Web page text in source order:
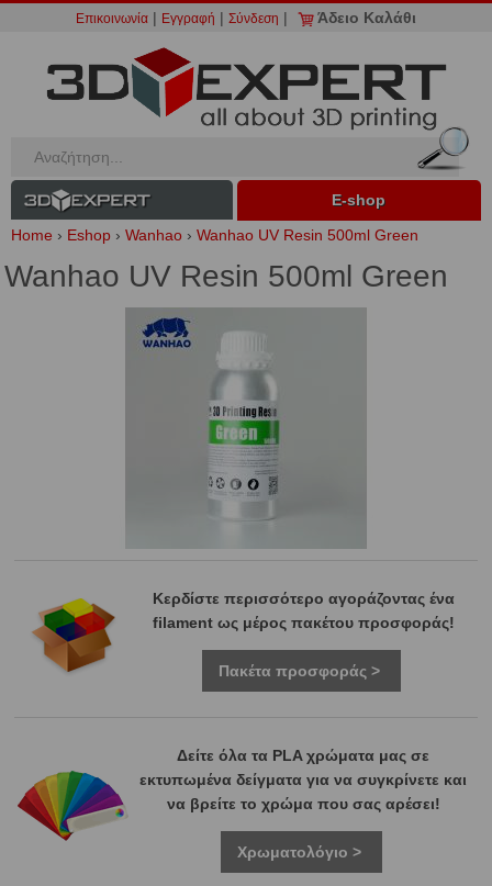
Επικοινωνία | Εγγραφή | Σύνδεση | Άδειο Καλάθι
Ε-shop
Home › Eshop › Wanhao › Wanhao UV Resin 500ml Green
Wanhao UV Resin 500ml Green
Κερδίστε περισσότερο αγοράζοντας ένα
filament ως μέρος πακέτου προσφοράς!
Πακέτα προσφοράς >
Δείτε όλα τα PLA χρώματα μας σε
εκτυπωμένα δείγματα για να συγκρίνετε και
να βρείτε το χρώμα που σας αρέσει!
Χρωματολόγιο >